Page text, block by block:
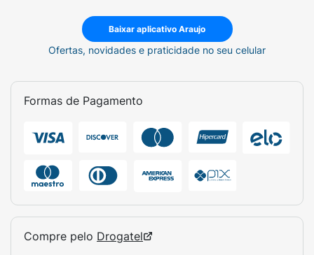
Baixar aplicativo Araujo
Ofertas, novidades e praticidade no seu celular
Formas de Pagamento
Compre pelo Drogatel